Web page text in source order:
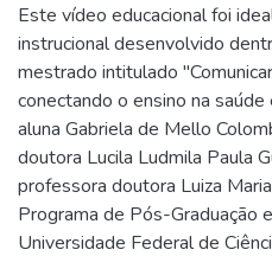
Este vídeo educacional foi
instrucional desenvolvido
mestrado intitulado
conectando o ensino na
aluna Gabriela de Mello
doutora Lucila Ludmila Paula
professora doutora Luiza
Programa de Pós-Graduação
Universidade Federal de